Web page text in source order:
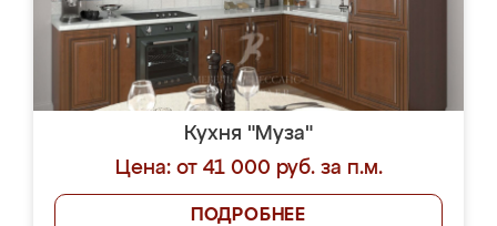
Кухня "Муза"
Цена: от 41 000 руб. за п.м.
ПОДРОБНЕЕ